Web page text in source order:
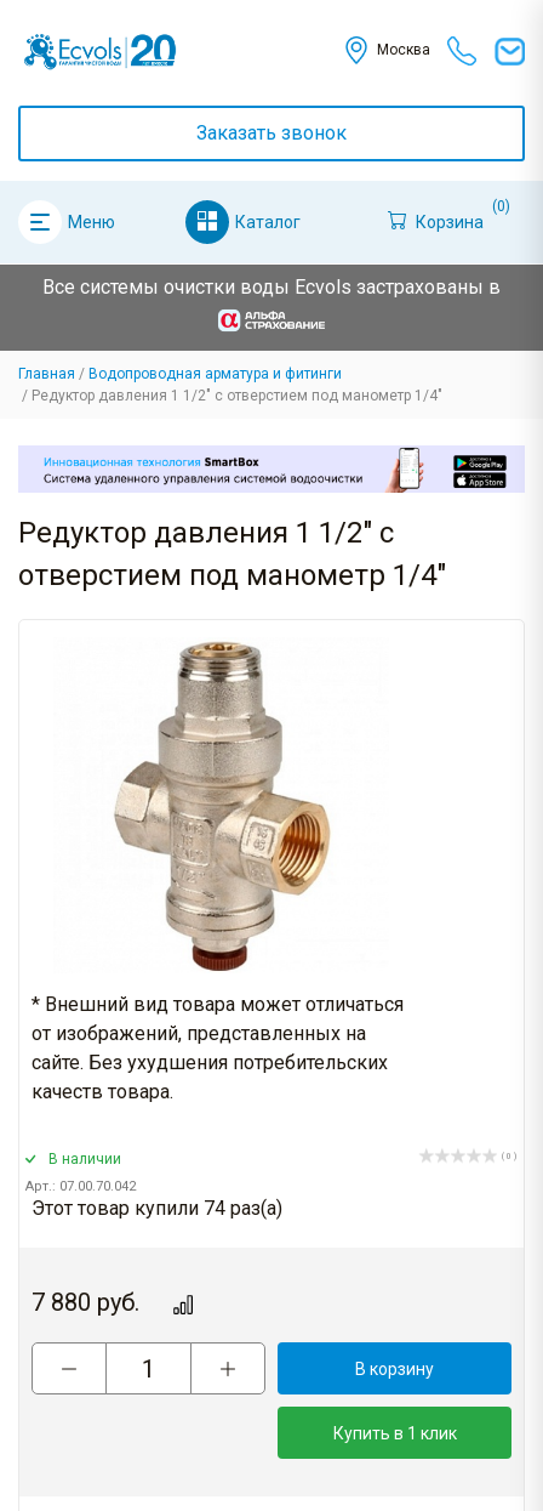
Москва
Заказать звонок
Меню Каталог Корзина
(0)
Все системы очистки воды Ecvols застрахованы в
Главная
Водопроводная арматура и фитинги
Редуктор давления 1 1/2" с отверстием под манометр 1/4"
Редуктор давления 1 1/2" с
отверстием под манометр 1/4"
* Внешний вид товара может отличаться
от изображений, представленных на
сайте. Без ухудшения потребительских
качеств товара.
В наличии
Арт.: 07.00.70.042
( 0 )
Этот товар купили 74 раз(a)
7 880 руб.
В корзину
Купить в 1 клик